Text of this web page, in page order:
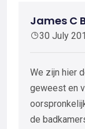
James C
30 July
We zijn hier
geweest en
de